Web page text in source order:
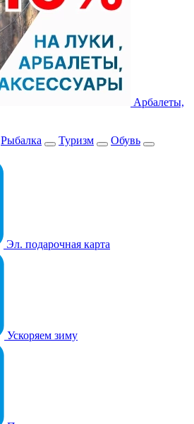
Арбалеты,
Рыбалка Туризм
Обувь
Эл. подарочная карта
Ускоряем зиму